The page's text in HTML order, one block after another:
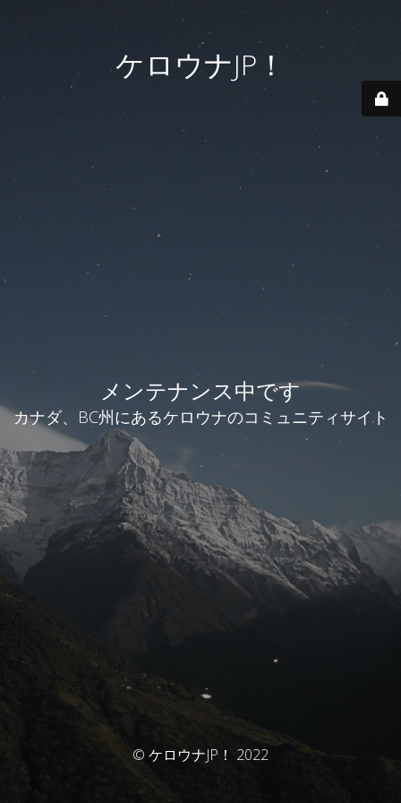
ケロウナJP！
メンテナンス中です
カナダ、BC州にあるケロウナのコミュニティサイト
© ケロウナJP！ 2022